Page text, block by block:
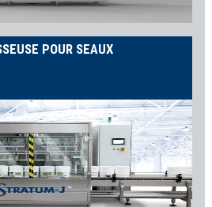
POUR SEAUX